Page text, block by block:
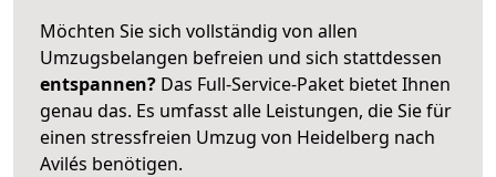
Möchten Sie sich vollständig von allen
Umzugsbelangen befreien und sich stattdessen
entspannen? Das Full-Service-Paket bietet Ihnen
genau das. Es umfasst alle Leistungen, die Sie für
einen stressfreien Umzug von Heidelberg nach
Avilés benötigen.